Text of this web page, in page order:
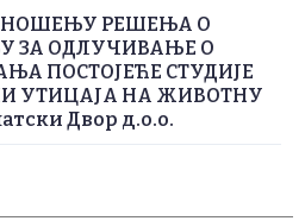
РЕШЕЊА О
ЗА ОДЛУЧИВАЊЕ О
ПОСТОЈЕЋЕ СТУДИЈЕ
УТИЦАЈА НА ЖИВОТНУ
Двор д.о.о.